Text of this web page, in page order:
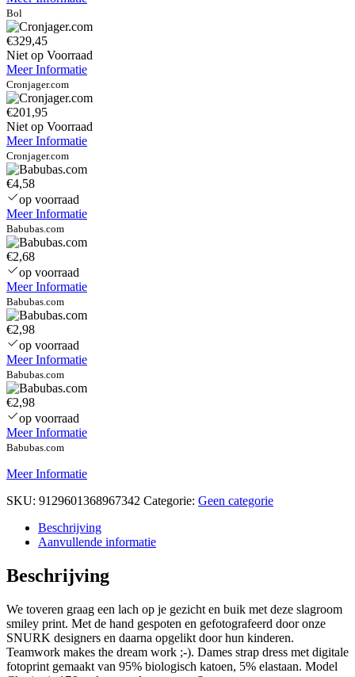
Bol
€329,45
Niet op Voorraad
Meer Informatie
Cronjager.com
€201,95
Niet op Voorraad
Meer Informatie
Cronjager.com
€4,58
op voorraad
Meer Informatie
Babubas.com
€2,68
op voorraad
Meer Informatie
Babubas.com
€2,98
op voorraad
Meer Informatie
Babubas.com
€2,98
op voorraad
Meer Informatie
Babubas.com
Meer Informatie
SKU: 9129601368967342 Categorie: Geen categorie
Beschrijving
Aanvullende informatie
Beschrijving
We toveren graag een lach op je gezicht en buik met deze slagroom
smiley print. Met de hand gespoten en gefotografeerd door onze
SNURK designers en daarna opgelikt door hun kinderen.
Teamwork makes the dream work ;-). Dames strap dress met digitale
fotoprint gemaakt van 95% biologisch katoen, 5% elastaan. Model